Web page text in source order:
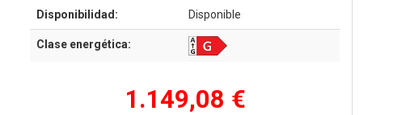
Disponibilidad: Disponible
Clase energética:
1.149,08 €